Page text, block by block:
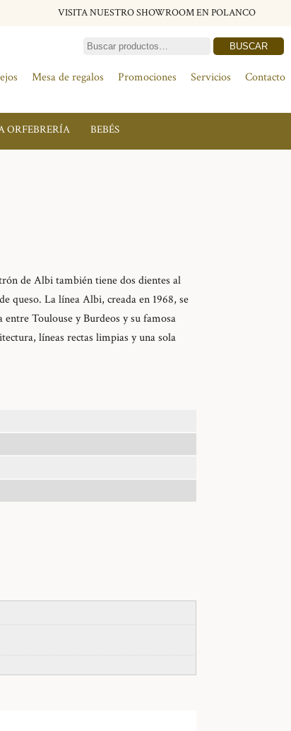
VISITA NUESTRO SHOWROOM EN POLANCO
BUSCAR
Mesa de regalos Promociones Servicios Contacto
ORFEBRERÍA BEBÉS
de Albi también tiene dos dientes al
queso. La línea Albi, creada en 1968, se
Toulouse y Burdeos y su famosa
líneas rectas limpias y una sola